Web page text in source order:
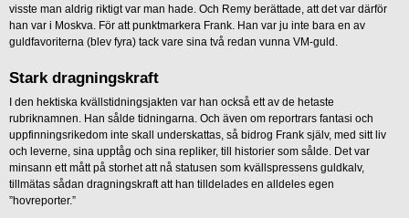
visste man aldrig riktigt var man hade. Och Remy berättade, att det var därför
han var i Moskva. För att punktmarkera Frank. Han var ju inte bara en av
guldfavoriterna (blev fyra) tack vare sina två redan vunna VM-guld.
Stark dragningskraft
I den hektiska kvällstidningsjakten var han också ett av de hetaste
rubriknamnen. Han sålde tidningarna. Och även om reportrars fantasi och
uppfinningsrikedom inte skall underskattas, så bidrog Frank själv, med sitt liv
och leverne, sina upptåg och sina repliker, till historier som sålde. Det var
minsann ett mått på storhet att nå statusen som kvällspressens guldkalv,
tillmätas sådan dragningskraft att han tilldelades en alldeles egen
”hovreporter.”